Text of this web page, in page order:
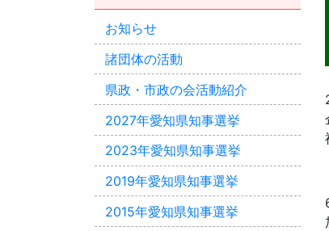
お知らせ
諸団体の活動
県政・市政の会活動紹介
2027年愛知県知事選挙
2023年愛知県知事選挙
2019年愛知県知事選挙
2015年愛知県知事選挙